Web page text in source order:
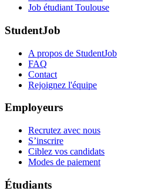
Job étudiant Toulouse
StudentJob
A propos de StudentJob
FAQ
Contact
Rejoignez l'équipe
Employeurs
Recrutez avec nous
S’inscrire
Ciblez vos candidats
Modes de paiement
Étudiants